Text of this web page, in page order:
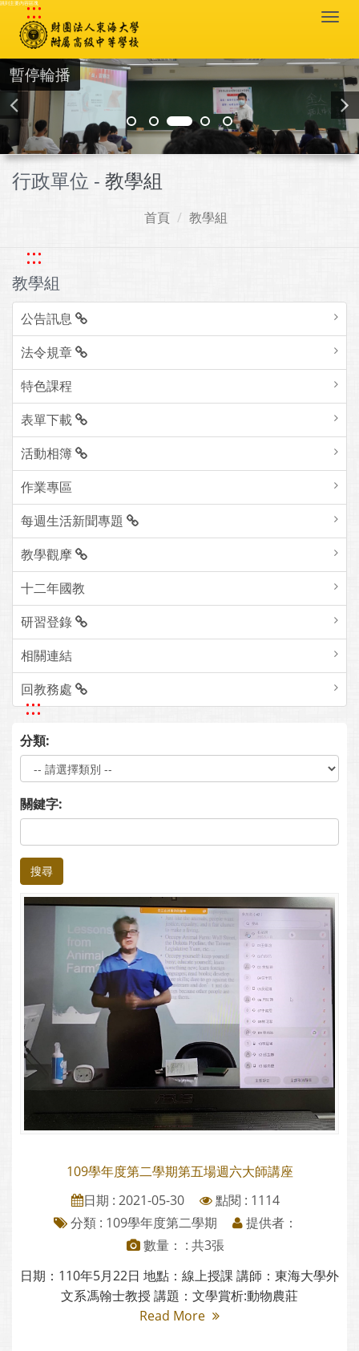
跳到主要內容區塊
:::
暫停輪播
行政單位 - 教學組
首頁 教學組
:::
教學組
公告訊息
法令規章
特色課程
表單下載
活動相簿
作業專區
每週生活新聞專題
教學觀摩
十二年國教
研習登錄
相關連結
回教務處
:::
分類:
關鍵字:
搜尋
109學年度第二學期第五場週六大師講座
日期 : 2021-05-30
點閱 : 1114
分類 : 109學年度第二學期
提供者：
數量： : 共3張
日期：110年5月22日 地點：線上授課 講師：東海大學外
文系馮翰士教授 講題：文學賞析:動物農莊
Read More